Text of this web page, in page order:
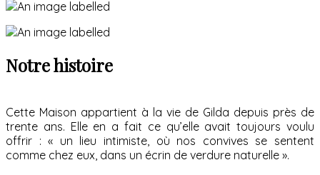
Notre histoire
Cette Maison appartient à la vie de Gilda depuis près de
trente ans. Elle en a fait ce qu’elle avait toujours voulu
offrir : « un lieu intimiste, où nos convives se sentent
comme chez eux, dans un écrin de verdure naturelle ».